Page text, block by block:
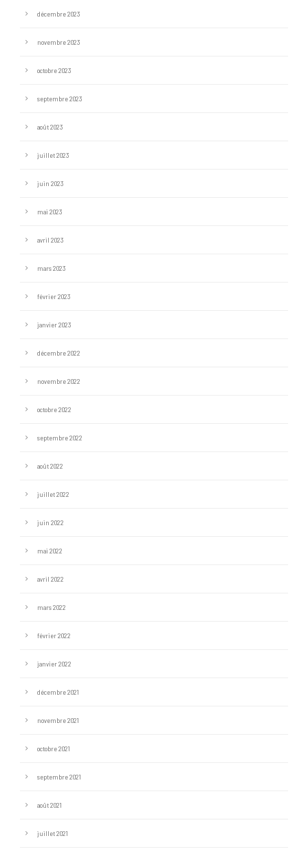
décembre 2023
novembre 2023
octobre 2023
septembre 2023
août 2023
juillet 2023
juin 2023
mai 2023
avril 2023
mars 2023
février 2023
janvier 2023
décembre 2022
novembre 2022
octobre 2022
septembre 2022
août 2022
juillet 2022
juin 2022
mai 2022
avril 2022
mars 2022
février 2022
janvier 2022
décembre 2021
novembre 2021
octobre 2021
septembre 2021
août 2021
juillet 2021